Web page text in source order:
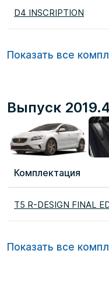
D4 INSCRIPTION
Показать все
Выпуск
Комплектация
T5 R-DESIGN FINAL
Показать все